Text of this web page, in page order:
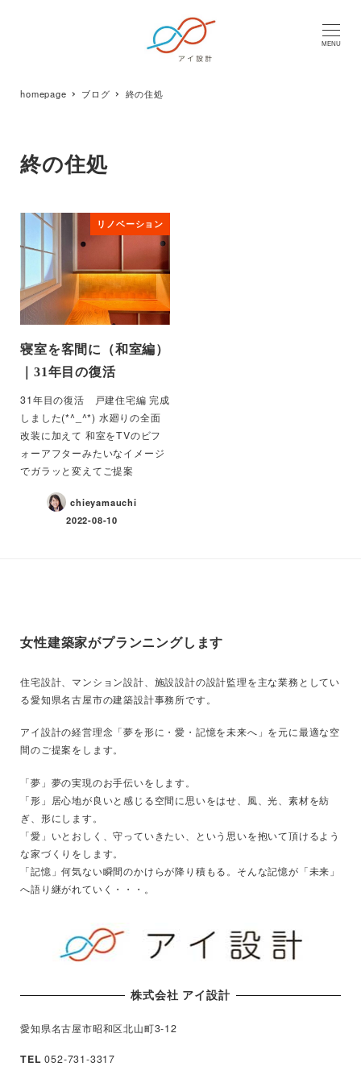
MENU
homepage ブログ 終の住処
終の住処
リノベーション
寝室を客間に（和室編）
｜31年目の復活
31年目の復活 戸建住宅編 完成
しました(*^_^*) 水廻りの全面
改装に加えて 和室をTVのビフ
ォーアフターみたいなイメージ
でガラッと変えてご提案
chieyamauchi
2022-08-10
女性建築家がプランニングします
住宅設計、マンション設計、施設設計の設計監理を主な業務としてい
る愛知県名古屋市の建築設計事務所です。
アイ設計の経営理念「夢を形に・愛・記憶を未来へ」を元に最適な空
間のご提案をします。
「夢」夢の実現のお手伝いをします。
「形」居心地が良いと感じる空間に思いをはせ、風、光、素材を紡
ぎ、形にします。
「愛」いとおしく、守っていきたい、という思いを抱いて頂けるよう
な家づくりをします。
「記憶」何気ない瞬間のかけらが降り積もる。そんな記憶が「未来」
へ語り継がれていく・・・。
株式会社 アイ設計
愛知県名古屋市昭和区北山町3-12
TEL 052-731-3317